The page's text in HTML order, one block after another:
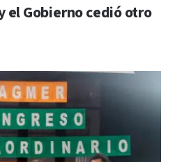
el Gobierno cedió otro